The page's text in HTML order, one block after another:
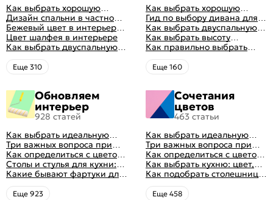
Как выбрать хорошую
кровать для сна
Дизайн спальни в частном
доме: множество идей
оформления идеальных
интерьеров
Бежевый цвет в интерьере
спальни 2024, 40 красивых
интерьеров с фото
Цвет шалфея в интерьере
Как выбрать двуспальную
кровать и матрас
правильно: советы и фото в
интерьере
Eще 310
Как выбрать хорошую
кровать для сна
Гид по выбору дивана для
сна
Как выбрать двуспальную
кровать и матрас
правильно: советы и фото в
интерьере
Как выбрать высоту
матраса
Как правильно выбрать
ортопедический матрас
Eще 160
Обновляем
интерьер
928 статей
Как выбрать идеальную
планировку для кухни
Три важных вопроса при
выборе кухни: готовка,
посуда, комфорт
Как определиться с цветом
кухни: светлые, темные,
яркие
Столы и стулья для кухни:
советы по выбору
Какие бывают фартуки для
кухни: как правильно
выбрать
Eще 923
Сочетания
цветов
463 статьи
Как выбрать идеальную
планировку для кухни
Три важных вопроса при
выборе кухни: готовка,
посуда, комфорт
Как определиться с цветом
кухни: светлые, темные,
яркие
Как выбрать кухню: цвет,
планировка, аксессуары
Как подобрать столешницу
для кухни по цвету
Eще 458